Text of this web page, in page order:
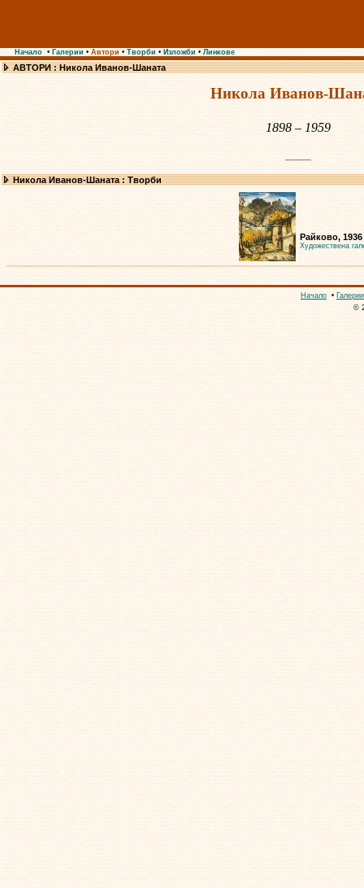
Начало • Галерии • Автори • Творби • Изложби • Линкове
АВТОРИ : Никола Иванов-Шаната
Никола Иванов-
1898 – 1959
Никола Иванов-Шаната : Творби
Райково, 1936
Художествена
Начало • Галерии
©